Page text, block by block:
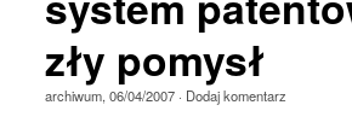
Wszystko
Artykuły
zły pomysł
archiwum, 06/04/2007· Dodaj komentarz